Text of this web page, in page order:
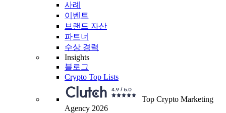
사례
이벤트
브랜드 자산
파트너
수상 경력
Insights
블로그
Crypto Top Lists
Top Crypto Marketing
Agency 2026